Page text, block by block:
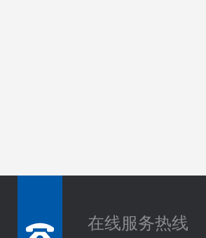
在线服务热线